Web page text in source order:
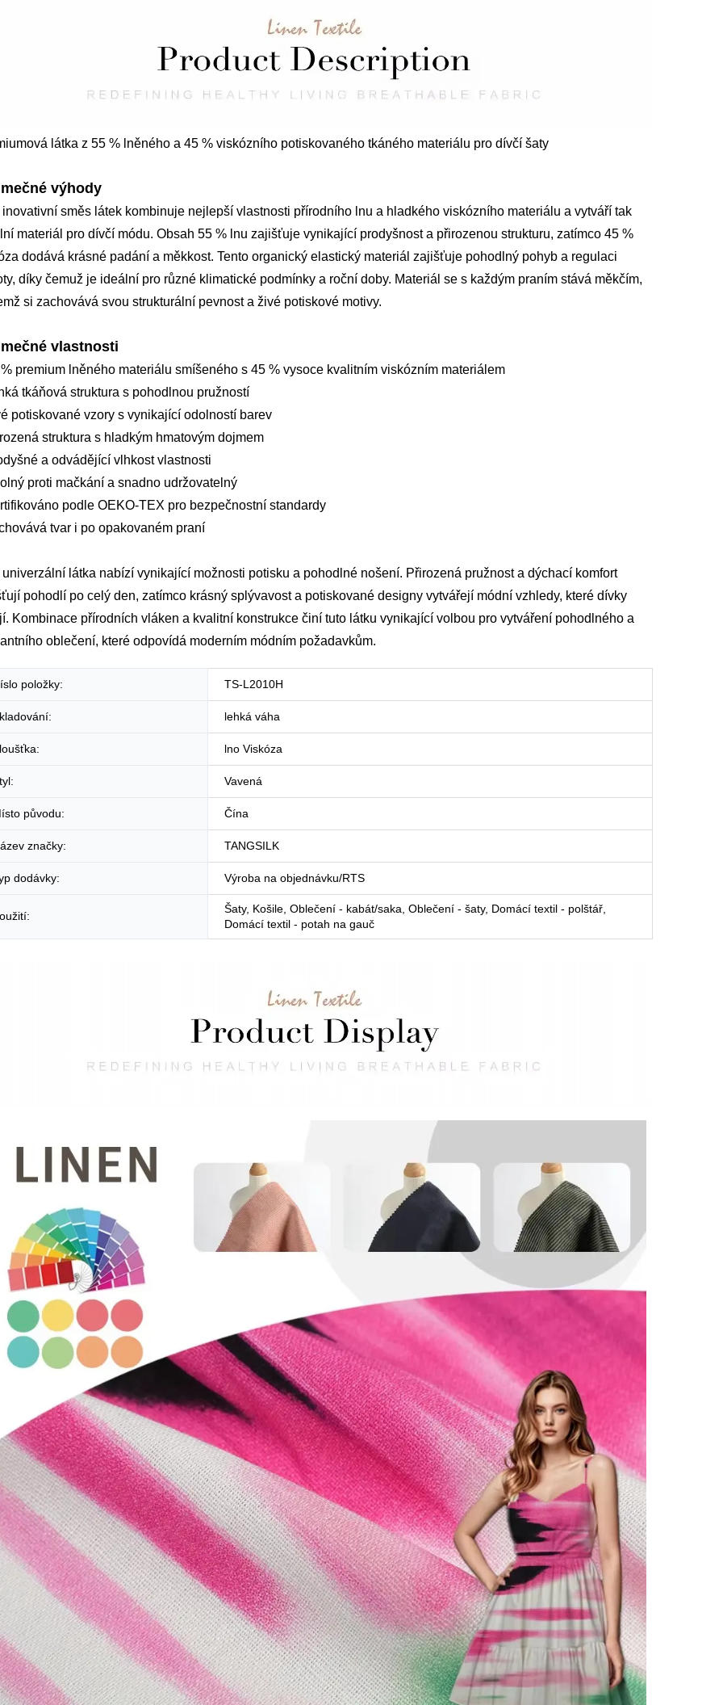
látka z 55 % lněného a 45 % viskózního potiskovaného tkáného materiálu pro dívčí šaty
výhody
inovativní směs látek kombinuje nejlepší vlastnosti přírodního lnu a hladkého viskózního materiálu a vytváří tak
materiál pro dívčí módu. Obsah 55 % lnu zajišťuje vynikající prodyšnost a přirozenou strukturu, zatímco 45 %
dodává krásné padání a měkkost. Tento organický elastický materiál zajišťuje pohodlný pohyb a regulaci
díky čemuž je ideální pro různé klimatické podmínky a roční doby. Materiál se s každým praním stává měkčím,
si zachovává svou strukturální pevnost a živé potiskové motivy.
vlastnosti
% premium lněného materiálu smíšeného s 45 % vysoce kvalitním viskózním materiálem
tkáňová struktura s pohodlnou pružností
potiskované vzory s vynikající odolností barev
struktura s hladkým hmatovým dojmem
a odvádějící vlhkost vlastnosti
proti mačkání a snadno udržovatelný
podle OEKO-TEX pro bezpečnostní standardy
tvar i po opakovaném praní
univerzální látka nabízí vynikající možnosti potisku a pohodlné nošení. Přirozená pružnost a dýchací komfort
pohodlí po celý den, zatímco krásný splývavost a potiskované designy vytvářejí módní vzhledy, které dívky
Kombinace přírodních vláken a kvalitní konstrukce činí tuto látku vynikající volbou pro vytváření pohodlného a
oblečení, které odpovídá moderním módním požadavkům.
položky: TS-L2010H
lehká váha
lno Viskóza
Vavená
původu: Čína
značky: TANGSILK
dodávky: Výroba na objednávku/RTS
Šaty, Košile, Oblečení - kabát/saka, Oblečení - šaty, Domácí textil - polštář,
Domácí textil - potah na gauč